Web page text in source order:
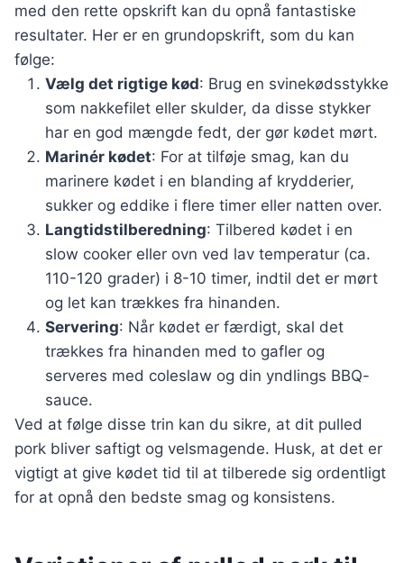
med den rette opskrift kan du opnå fantastiske
resultater. Her er en grundopskrift, som du kan
følge:
Vælg det rigtige kød: Brug en svinekødsstykke
som nakkefilet eller skulder, da disse stykker
har en god mængde fedt, der gør kødet mørt.
Marinér kødet: For at tilføje smag, kan du
marinere kødet i en blanding af krydderier,
sukker og eddike i flere timer eller natten over.
Langtidstilberedning: Tilbered kødet i en
slow cooker eller ovn ved lav temperatur (ca.
110-120 grader) i 8-10 timer, indtil det er mørt
og let kan trækkes fra hinanden.
Servering: Når kødet er færdigt, skal det
trækkes fra hinanden med to gafler og
serveres med coleslaw og din yndlings BBQ-
sauce.
Ved at følge disse trin kan du sikre, at dit pulled
pork bliver saftigt og velsmagende. Husk, at det er
vigtigt at give kødet tid til at tilberede sig ordentligt
for at opnå den bedste smag og konsistens.